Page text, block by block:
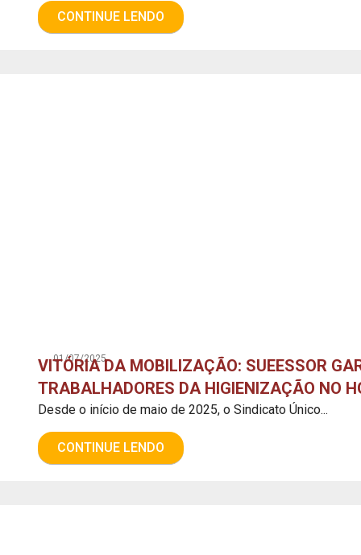
CONTINUE LENDO
01/07/2025
VITÓRIA DA MOBILIZAÇÃO: SUEESSOR
TRABALHADORES DA HIGIENIZAÇÃO NO
Desde o início de maio de 2025, o Sindicato Único...
CONTINUE LENDO